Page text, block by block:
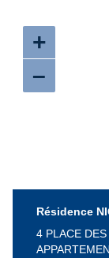
+
–
Résidence
4 PLACE